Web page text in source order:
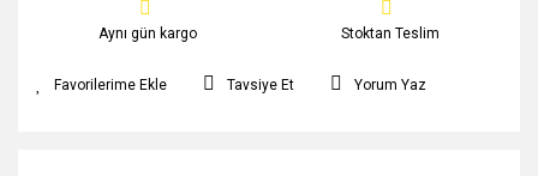
Aynı gün kargo Stoktan Teslim
Tavsiye Et Yorum Yaz